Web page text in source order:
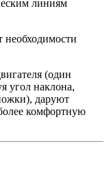
линиям
необходимости
(один
угол наклона,
даруют
комфортную